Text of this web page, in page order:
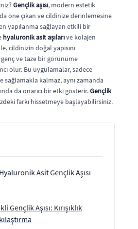
Gençlik aşısı, modern estetik
öne çıkan ve cildinize derinlemesine
yapılanma sağlayan etkili bir
hyaluronik asit aşılarıve kolajen
cildinizin doğal yapısını
ve taze bir görünüme
olur. Bu uygulamalar, sadece
sağlamakla kalmaz, aynı zamanda
da onarıcı bir etki gösterir.Gençlik
farkı hissetmeye başlayabilirsiniz.
Asit Gençlik Aşısı
Gençlik Aşısı: Kırışıklık